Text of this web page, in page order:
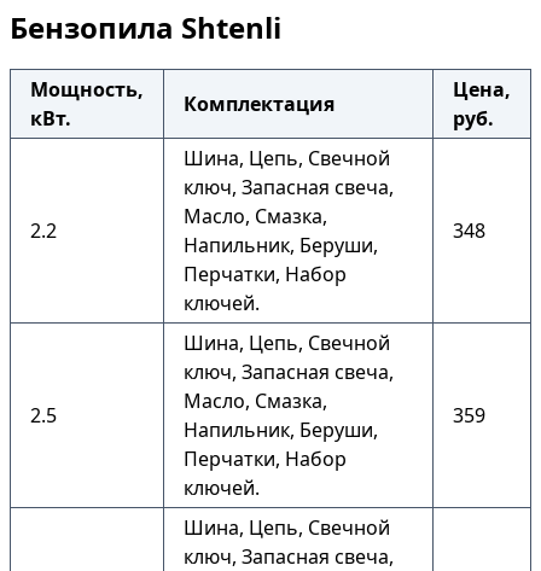
Бензопила Shtenli
Мощность,
кВт.
Комплектация
Цена,
руб.
2.2
Шина, Цепь, Свечной
ключ, Запасная свеча,
Масло, Смазка,
Напильник, Беруши,
Перчатки, Набор
ключей.
348
2.5
Шина, Цепь, Свечной
ключ, Запасная свеча,
Масло, Смазка,
Напильник, Беруши,
Перчатки, Набор
ключей.
359
Шина, Цепь, Свечной
ключ, Запасная свеча,